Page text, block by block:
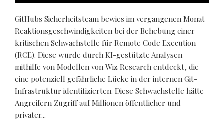
GitHubs Sicherheitsteam bewies im vergangenen Monat
Reaktionsgeschwindigkeiten bei der Behebung einer
kritischen Schwachstelle für Remote Code Execution
(RCE). Diese wurde durch KI-gestützte Analysen
mithilfe von Modellen von Wiz Research entdeckt, die
eine potenziell gefährliche Lücke in der internen Git-
Infrastruktur identifizierten. Diese Schwachstelle hätte
Angreifern Zugriff auf Millionen öffentlicher und
privater...